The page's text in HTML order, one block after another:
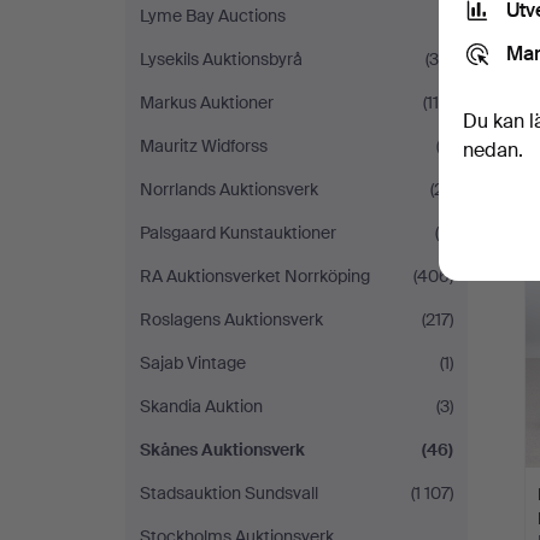
Lyme Bay Auctions
Lysekils Auktionsbyrå
(39)
Markus Auktioner
(115)
Mauritz Widforss
(2)
Norrlands Auktionsverk
(21)
Palsgaard Kunstauktioner
(6)
RA Auktionsverket Norrköping
(406)
Roslagens Auktionsverk
(217)
Sajab Vintage
(1)
Skandia Auktion
(3)
Skånes Auktionsverk
(46)
Stadsauktion Sundsvall
(1 107)
Du kan
nedan.